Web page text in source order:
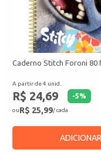
Caderno Stitch Foroni 80
A partir de 4 unid.
R$ 24,69 -5%
ouR$ 25,99/ cada
ADICIONAR